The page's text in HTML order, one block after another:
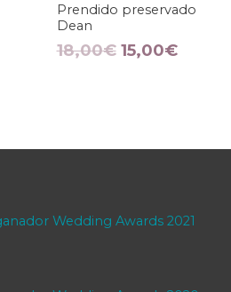
Prendido preservado
Dean
18,00€ 15,00€